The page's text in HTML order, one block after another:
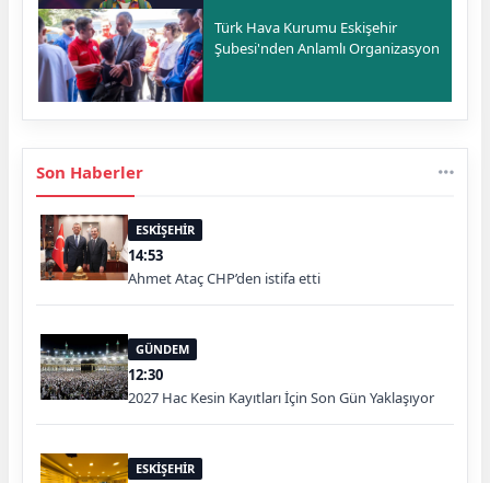
Türk Hava Kurumu Eskişehir
Şubesi'nden Anlamlı Organizasyon
Son Haberler
ESKİŞEHİR
14:53
Ahmet Ataç CHP’den istifa etti
GÜNDEM
12:30
2027 Hac Kesin Kayıtları İçin Son Gün Yaklaşıyor
ESKİŞEHİR